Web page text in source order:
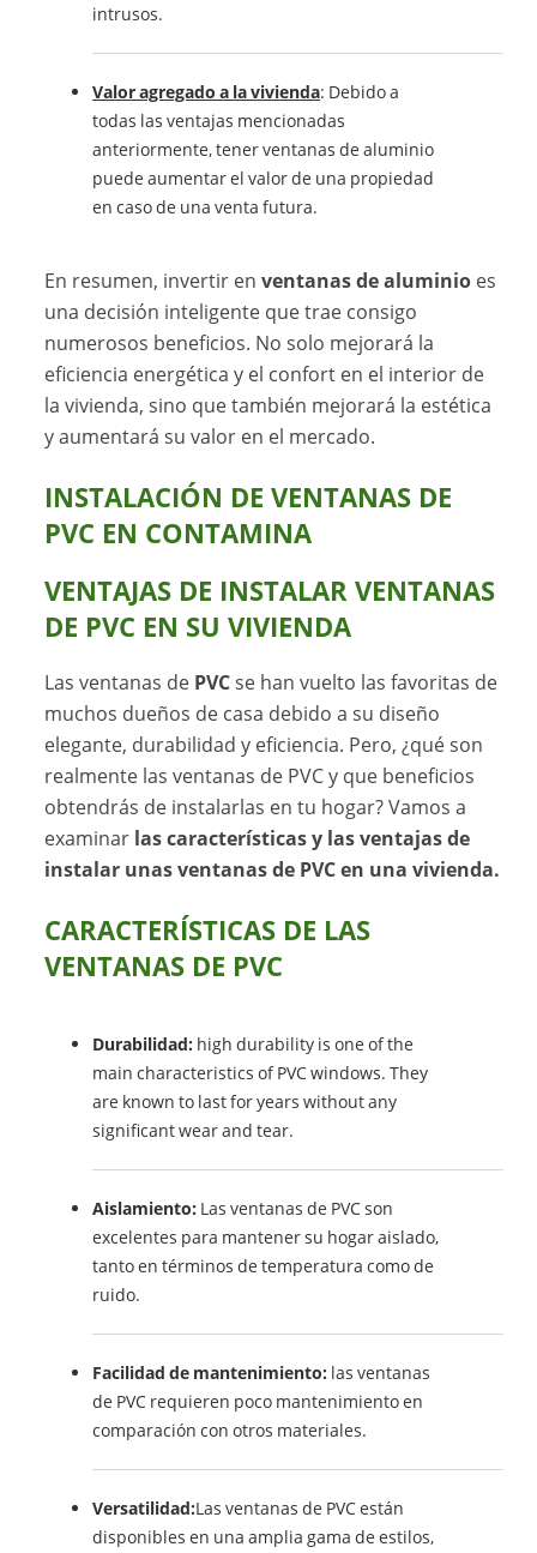
intrusos.
Valor agregado a la vivienda: Debido a
todas las ventajas mencionadas
anteriormente, tener ventanas de aluminio
puede aumentar el valor de una propiedad
en caso de una venta futura.
En resumen, invertir enventanas de aluminio es
una decisión inteligente que trae consigo
numerosos beneficios. No solo mejorará la
eficiencia energética y el confort en el interior de
la vivienda, sino que también mejorará la estética
y aumentará su valor en el mercado.
INSTALACIÓN DE VENTANAS DE
PVC EN CONTAMINA
VENTAJAS DE INSTALAR VENTANAS
DE PVC EN SU VIVIENDA
Las ventanas de PVCse han vuelto las favoritas de
muchos dueños de casa debido a su diseño
elegante, durabilidad y eficiencia. Pero, ¿qué son
realmente las ventanas de PVC y que beneficios
obtendrás de instalarlas en tu hogar? Vamos a
examinar las características y las ventajas de
instalar unas ventanas de PVC en una vivienda.
CARACTERÍSTICAS DE LAS
VENTANAS DE PVC
Durabilidad: high durability is one of the
main characteristics of PVC windows. They
are known to last for years without any
significant wear and tear.
Aislamiento: Las ventanas de PVC son
excelentes para mantener su hogar aislado,
tanto en términos de temperatura como de
ruido.
Facilidad de mantenimiento: las ventanas
de PVC requieren poco mantenimiento en
comparación con otros materiales.
Versatilidad:Las ventanas de PVC están
disponibles en una amplia gama de estilos,